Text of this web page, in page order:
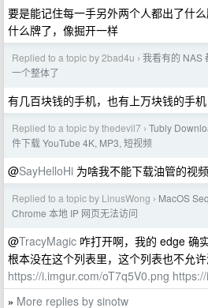
要是能记住每一手另外两个人都出了什
什么牌了，像掘开一样
Replied to a topic by 2bad4u › 我看有的 NAS
一个整体了
有几百块钱的手机，也有上万块钱的手机
Replied to a topic by thedevil7 › Tubly
件下载 YouTube 4K, MP3, 短视频
@SayHelloHi 为啥我不能下载油管的视
Replied to a topic by LinusWong › MacOS
Chrome 本地 IP 网页无法访问
@TracyMagic 咋打开啊，我的 edge 确
根本没在这个列表里，这个列表也不允许
https://i.imgur.com/oT7q5V0.png
» More replies by sinotw